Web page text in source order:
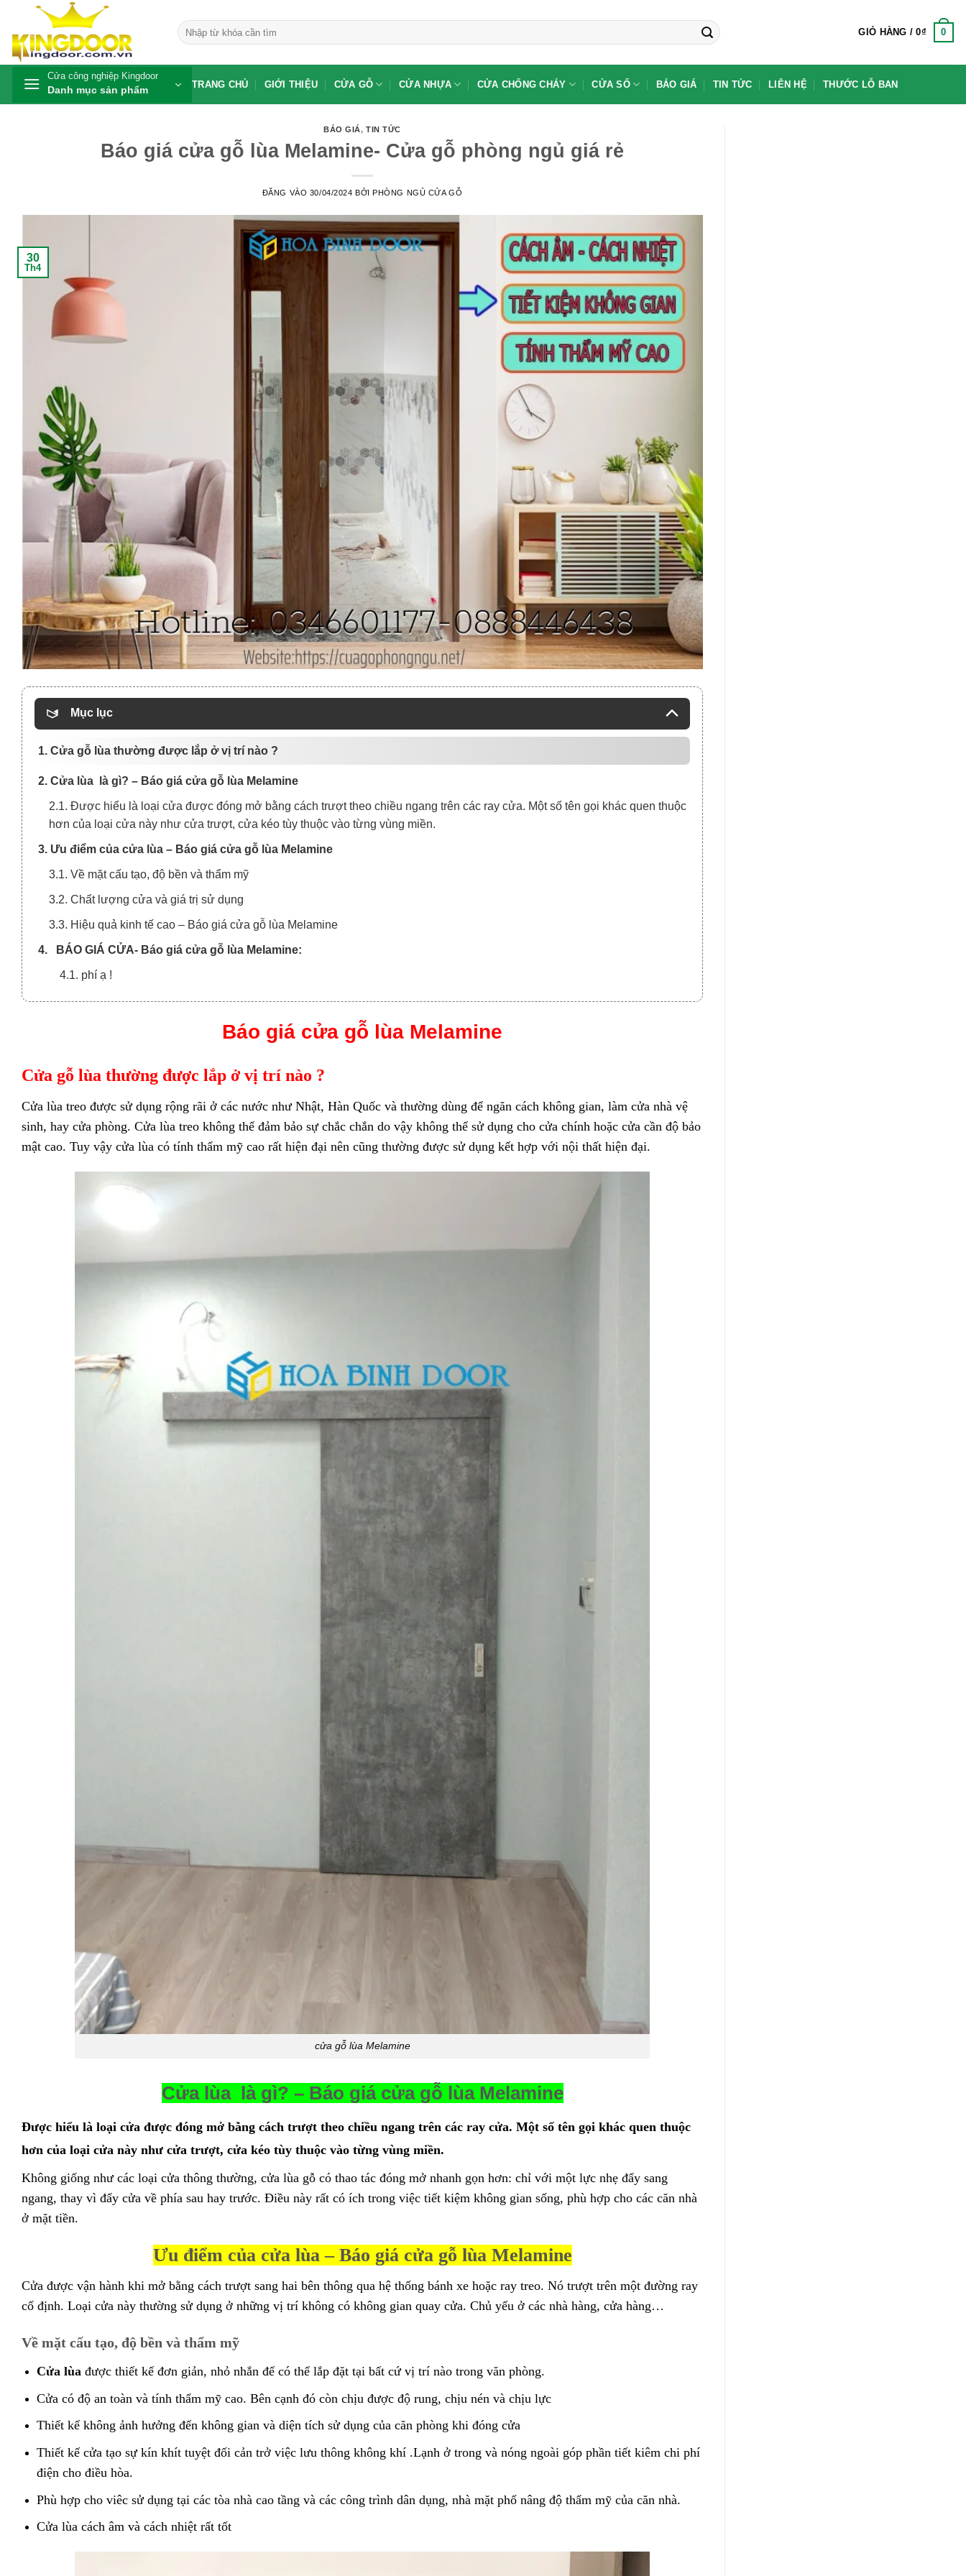
nội
dung
Tìm
kiếm:
GIỎ HÀNG /0₫ 0
Cửa công nghiệp Kingdoor
Danh mục sản phẩm TRANG CHỦ GIỚI THIỆU CỬA GỖ CỬA NHỰA CỬA CHỐNG CHÁY CỬA SỔ BÁO GIÁ TIN TỨC LIÊN HỆ THƯỚC LỖ BAN
BÁO GIÁ,TIN TỨC
Báo giá cửa gỗ lùa Melamine- Cửa gỗ phòng ngủ giá rẻ
ĐĂNG VÀO 30/04/2024 BỞIPHÒNG NGỦ CỬA GỖ
30
Th4
Mục lục
1. Cửa gỗ lùa thường được lắp ở vị trí nào ?
2. Cửa lùa là gì? – Báo giá cửa gỗ lùa Melamine
2.1. Được hiểu là loại cửa được đóng mở bằng cách trượt theo chiều ngang trên các ray cửa. Một số tên gọi khác quen thuộc
hơn của loại cửa này như cửa trượt, cửa kéo tùy thuộc vào từng vùng miền.
3. Ưu điểm của cửa lùa – Báo giá cửa gỗ lùa Melamine
3.1. Về mặt cấu tạo, độ bền và thẩm mỹ
3.2. Chất lượng cửa và giá trị sử dụng
3.3. Hiệu quả kinh tế cao – Báo giá cửa gỗ lùa Melamine
4. BÁO GIÁ CỬA- Báo giá cửa gỗ lùa Melamine:
4.1. phí ạ !
Báo giá cửa gỗ lùa Melamine
Cửa gỗ lùa thường được lắp ở vị trí nào ?
Cửa lùa treo được sử dụng rộng rãi ở các nước như Nhật, Hàn Quốc và thường dùng để ngăn cách không gian, làm cửa nhà vệ
sinh, hay cửa phòng. Cửa lùa treo không thể đảm bảo sự chắc chắn do vậy không thể sử dụng cho cửa chính hoặc cửa cần độ bảo
mật cao. Tuy vậy cửa lùa có tính thẩm mỹ cao rất hiện đại nên cũng thường được sử dụng kết hợp với nội thất hiện đại.
cửa gỗ lùa Melamine
Cửa lùa là gì? – Báo giá cửa gỗ lùa Melamine
Được hiểu là loại cửa được đóng mở bằng cách trượt theo chiều ngang trên các ray cửa. Một số tên gọi khác quen thuộc
hơn của loại cửa này như cửa trượt, cửa kéo tùy thuộc vào từng vùng miền.
Không giống như các loại cửa thông thường, cửa lùa gỗ có thao tác đóng mở nhanh gọn hơn: chỉ với một lực nhẹ đẩy sang
ngang, thay vì đẩy cửa về phía sau hay trước. Điều này rất có ích trong việc tiết kiệm không gian sống, phù hợp cho các căn nhà
ở mặt tiền.
Ưu điểm của cửa lùa – Báo giá cửa gỗ lùa Melamine
Cửa được vận hành khi mở bằng cách trượt sang hai bên thông qua hệ thống bánh xe hoặc ray treo. Nó trượt trên một đường ray
cố định. Loại cửa này thường sử dụng ở những vị trí không có không gian quay cửa. Chủ yếu ở các nhà hàng, cửa hàng…
Về mặt cấu tạo, độ bền và thẩm mỹ
Cửa lùa được thiết kế đơn giản, nhỏ nhắn để có thể lắp đặt tại bất cứ vị trí nào trong văn phòng.
Cửa có độ an toàn và tính thẩm mỹ cao. Bên cạnh đó còn chịu được độ rung, chịu nén và chịu lực
Thiết kế không ảnh hưởng đến không gian và diện tích sử dụng của căn phòng khi đóng cửa
Thiết kế cửa tạo sự kín khít tuyệt đối cản trở việc lưu thông không khí .Lạnh ở trong và nóng ngoài góp phần tiết kiêm chi phí
điện cho điều hòa.
Phù hợp cho viêc sử dụng tại các tòa nhà cao tầng và các công trình dân dụng, nhà mặt phố nâng độ thẩm mỹ của căn nhà.
Cửa lùa cách âm và cách nhiệt rất tốt